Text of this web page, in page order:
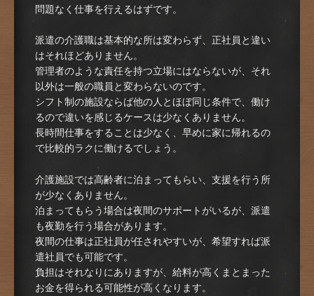
問題なく仕事を行えるはずです。
派遣の介護職は基本的な所は変わらず、正社員と違い
はそれほどありません。
管理者のような責任を持つ立場にはならないが、それ
以外は一般の職員と変わらないのです。
シフト制の施設ならば他の人とほぼ同じ条件で、働け
るので違いを感じるケースは少なくありません。
長時間仕事をすることは少なく、早めに家に帰れるの
で比較的ラクに働けるでしょう。
介護施設では高齢者に泊まってもらい、支援を行う所
が少なくありません。
泊まってもらう場合は夜間のサポートがいるが、派遣
も夜勤を行う場合があります。
夜間の仕事は正社員が任されやすいが、希望すれば派
遣社員でも可能です。
負担はそれなりにありますが、給料が高くまとまった
お金を得られる可能性が高くなります。